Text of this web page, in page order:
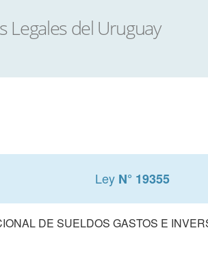
Ley N° 19355
DE SUELDOS GASTOS E